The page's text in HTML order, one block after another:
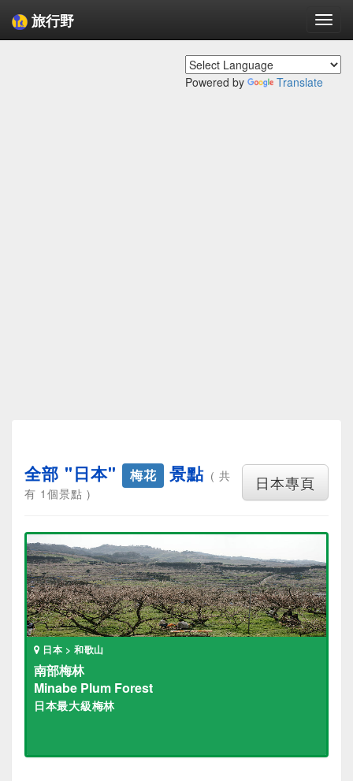
旅行野
Powered by Translate
日本專頁
全部 "日本" 梅花 景點 ( 共
有 1個景點 )
日本 > 和歌山
南部梅林
Minabe Plum Forest
日本最大級梅林